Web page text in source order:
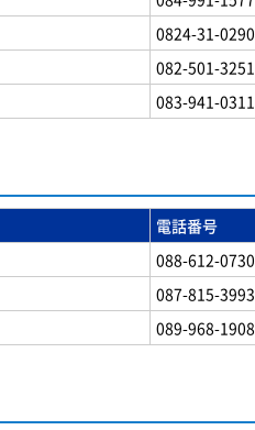
0824-31-0290
082-501-3251
083-941-0311
電話番号
088-612-0730
087-815-3993
089-968-1908